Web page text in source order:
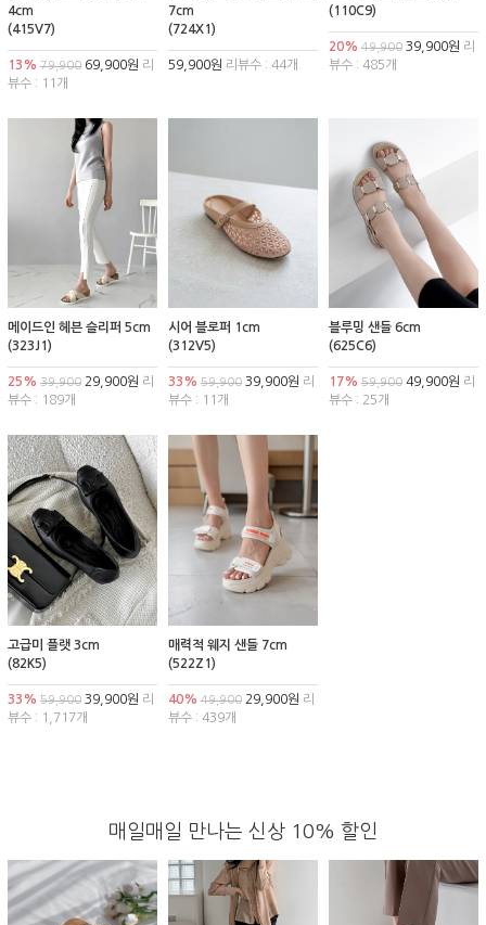
4cm
(415V7)
13% 79,900 69,900원 리
뷰수 : 11개
7cm
(724X1)
59,900원 리뷰수 : 44개
(110C9)
20% 49,90039,900원 리
뷰수 : 485개
메이드인 헤븐 슬리퍼 5cm
(323J1)
25% 39,900 29,900원 리
뷰수 : 189개
시어 블로퍼 1cm
(312V5)
33% 59,90039,900원 리
뷰수 : 11개
블루밍 샌들 6cm
(625C6)
17% 59,90049,900원 리
뷰수 : 25개
고급미 플랫 3cm
(82K5)
33% 59,900 39,900원 리
뷰수 : 1,717개
매력적 웨지 샌들 7cm
(522Z1)
40% 49,90029,900원 리
뷰수 : 439개
매일매일 만나는 신상 10% 할인